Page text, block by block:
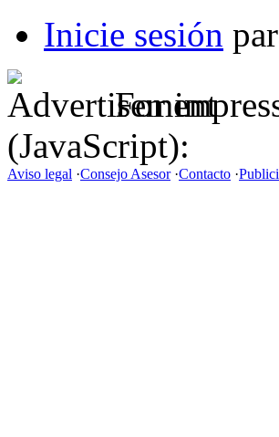
Inicie sesión
For
(JavaScript):
Aviso legal ·Consejo Asesor·Contacto ·